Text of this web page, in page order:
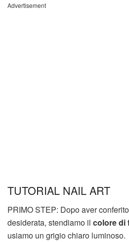
Advertisement
TUTORIAL NAIL ART
PRIMO STEP: Dopo aver
desiderata, stendiamo il colore di
usiamo un grigio chiaro luminoso.